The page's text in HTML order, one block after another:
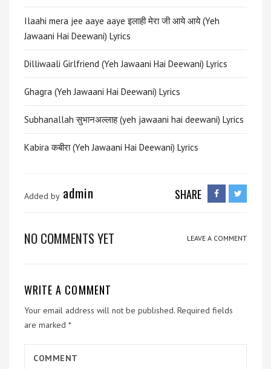
Ilaahi mera jee aaye aaye इलाही मेरा जी आये आये (Yeh
Jawaani Hai Deewani) Lyrics
Dilliwaali Girlfriend (Yeh Jawaani Hai Deewani) Lyrics
Ghagra (Yeh Jawaani Hai Deewani) Lyrics
Subhanallah सुभानअल्लाह (yeh jawaani hai deewani) Lyrics
Kabira कबीरा (Yeh Jawaani Hai Deewani) Lyrics
Added by admin SHARE
NO COMMENTS YET LEAVE A COMMENT
WRITE A COMMENT
Your email address will not be published. Required fields
are marked *